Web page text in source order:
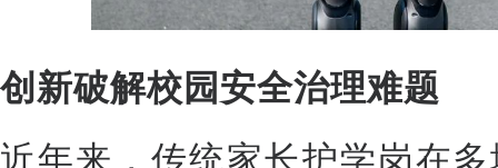
创新破解校园安全治理难题
近年来，传统家长护学岗在